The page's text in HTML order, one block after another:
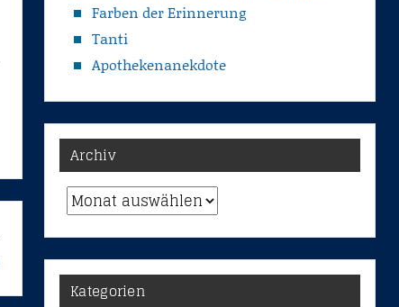
Farben der Erinnerung
Tanti
Apothekenanekdote
Archiv
Archiv
Kategorien